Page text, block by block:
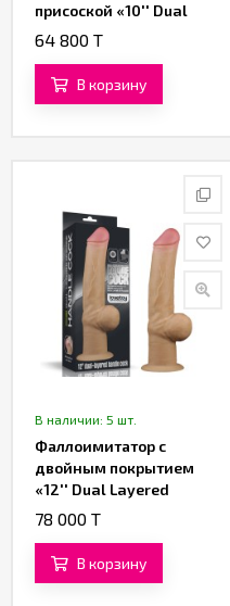
присоской «10'' Dual
layered Platinum
«Lovetoy» (17 см)
64 800 T
В корзину
В наличии: 5 шт.
Фаллоимитатор с
двойным покрытием
«12'' Dual Layered
Handle Cock» от
78 000 T
В корзину